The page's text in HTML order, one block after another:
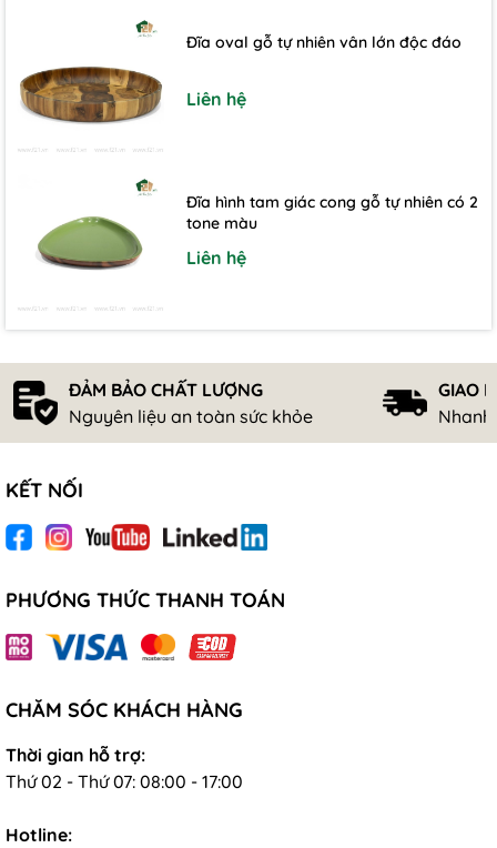
Đĩa oval gỗ tự nhiên vân lớn độc đáo
Liên hệ
Đĩa hình tam giác cong gỗ tự nhiên có 2
tone màu
Liên hệ
ĐẢM BẢO CHẤT LƯỢNG
Nguyên liệu an toàn sức khỏe
GIAO
KẾT NỐI
PHƯƠNG THỨC THANH TOÁN
CHĂM SÓC KHÁCH HÀNG
Thời gian hỗ trợ:
Thứ 02 - Thứ 07: 08:00 - 17:00
Hotline: